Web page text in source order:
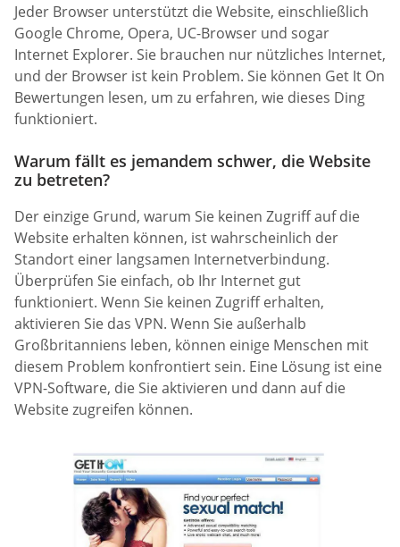
Jeder Browser unterstützt die Website, einschließlich
Google Chrome, Opera, UC-Browser und sogar
Internet Explorer. Sie brauchen nur nützliches Internet,
und der Browser ist kein Problem. Sie können Get It On
Bewertungen lesen, um zu erfahren, wie dieses Ding
funktioniert.
Warum fällt es jemandem schwer, die Website
zu betreten?
Der einzige Grund, warum Sie keinen Zugriff auf die
Website erhalten können, ist wahrscheinlich der
Standort einer langsamen Internetverbindung.
Überprüfen Sie einfach, ob Ihr Internet gut
funktioniert. Wenn Sie keinen Zugriff erhalten,
aktivieren Sie das VPN. Wenn Sie außerhalb
Großbritanniens leben, können einige Menschen mit
diesem Problem konfrontiert sein. Eine Lösung ist eine
VPN-Software, die Sie aktivieren und dann auf die
Website zugreifen können.